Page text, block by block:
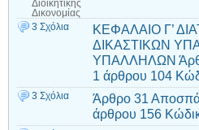
Διοικητικής
Δικονομίας
3 Σχόλια
ΚΕΦΑΛΑΙΟ Γ’
ΔΙΚΑΣΤΙΚΩΝ
ΥΠΑΛΛΗΛΩΝ
1 άρθρου 104
3 Σχόλια
Άρθρο 31
άρθρου 156